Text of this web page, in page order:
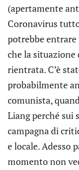
(apertamente
Coronavirus
potrebbe
che la situazione
rientrata. C’è
probabilmente
comunista,
Liang perché sui
campagna di
e locale. Adesso
momento non